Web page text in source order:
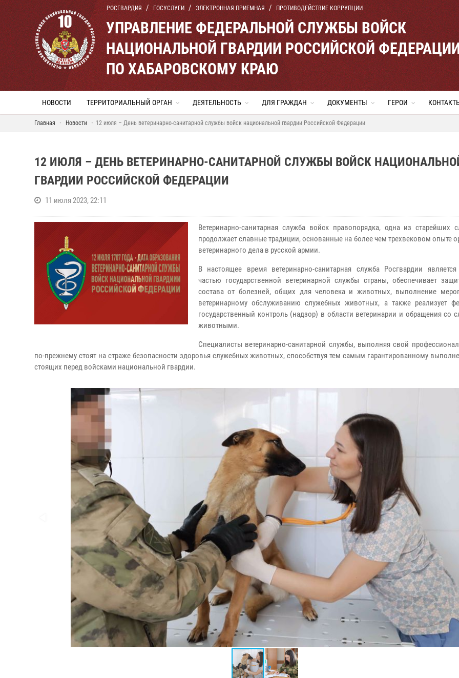
РОСГВАРДИЯ ГОСУСЛУГИ ЭЛЕКТРОННАЯ ПРИЕМНАЯ ПРОТИВОДЕЙСТВИЕ КОРРУПЦИИ
УПРАВЛЕНИЕ ФЕДЕРАЛЬНОЙ СЛУЖБЫ ВОЙСК
НАЦИОНАЛЬНОЙ ГВАРДИИ РОССИЙСКОЙ
ПО ХАБАРОВСКОМУ КРАЮ
НОВОСТИ ТЕРРИТОРИАЛЬНЫЙ ОРГАН ДЕЯТЕЛЬНОСТЬ ДЛЯ ГРАЖДАН ДОКУМЕНТЫ ГЕРОИ
Главная Новости 12 июля – День ветеринарно-санитарной службы войск национальной гвардии Российской Федерации
12 ИЮЛЯ – ДЕНЬ ВЕТЕРИНАРНО-САНИТАРНОЙ СЛУЖБЫ ВОЙСК
ГВАРДИИ РОССИЙСКОЙ ФЕДЕРАЦИИ
11 июля 2023, 22:11
Ветеринарно-санитарная служба войск правопорядка, одна из старейших
продолжает славные традиции, основанные на более чем трехвековом опыте
ветеринарного дела в русской армии.
В настоящее время ветеринарно-санитарная служба Росгвардии является
частью государственной ветеринарной службы страны, обеспечивает
состава от болезней, общих для человека и животных, выполнение
ветеринарному обслуживанию служебных животных, а также реализует
государственный контроль (надзор) в области ветеринарии и обращения со
животными.
Специалисты ветеринарно-санитарной службы, выполняя свой
по-прежнему стоят на страже безопасности здоровья служебных животных, способствуя тем самым гарантированному
стоящих перед войсками национальной гвардии.